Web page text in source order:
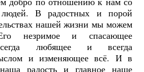
людей. В радостных и порой
нашей жизни мы можем
Его незримое и спасающее
любящее и всегда
и изменяющее всё. И в
радость и главное наше